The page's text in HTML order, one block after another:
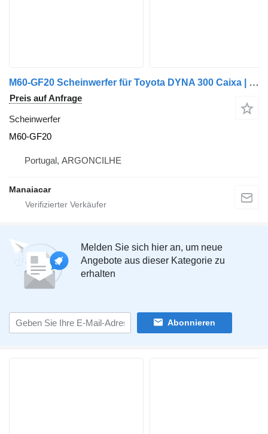
M60-GF20 Scheinwerfer für Toyota DYNA 300 Caixa | 98 - 01 Auto
Preis auf Anfrage
Scheinwerfer
M60-GF20
Portugal, ARGONCILHE
Manaiacar
Melden Sie sich hier an, um neue
Angebote aus dieser Kategorie zu
erhalten
Abonnieren